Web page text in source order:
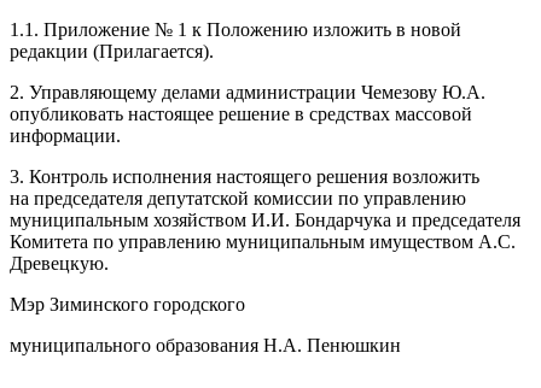
1.1. Приложение № 1 к Положению изложить в новой
редакции (Прилагается).
2. Управляющему делами администрации Чемезову Ю.А.
опубликовать настоящее решение в средствах массовой
информации.
3. Контроль исполнения настоящего решения возложить
на председателя депутатской комиссии по управлению
муниципальным хозяйством И.И. Бондарчука и председателя
Комитета по управлению муниципальным имуществом А.С.
Древецкую.
Мэр Зиминского городского
муниципального образования Н.А. Пенюшкин